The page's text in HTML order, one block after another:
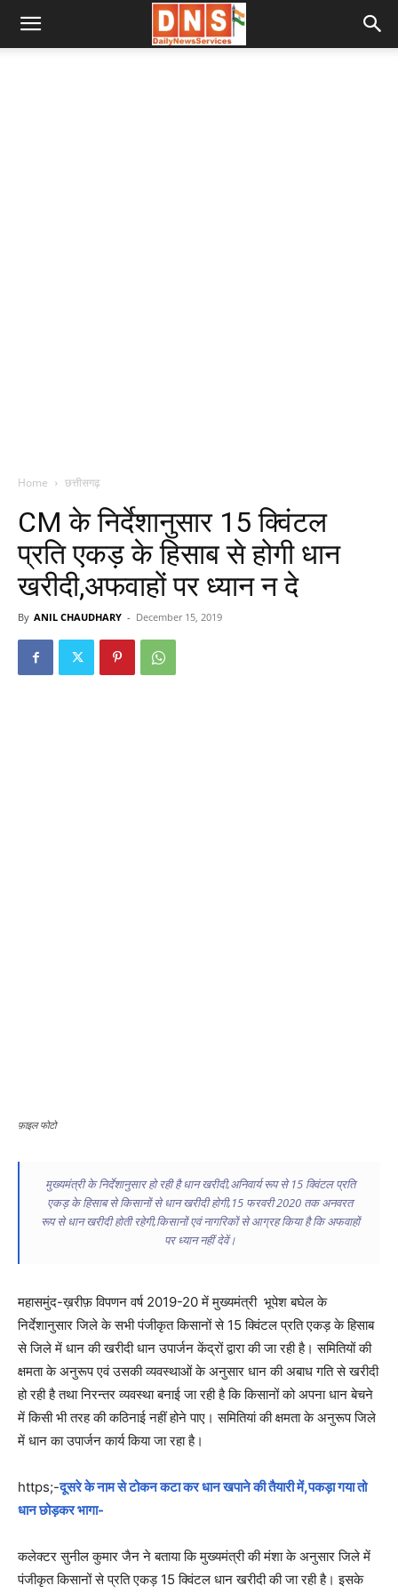
Home छत्तीसगढ़
CM के निर्देशानुसार 15 क्विंटल
प्रति एकड़ के हिसाब से होगी धान
खरीदी,अफवाहों पर ध्यान न दे
By ANIL CHAUDHARY - December 15, 2019
फ़ाइल फोटो
मुख्यमंत्री के निर्देशानुसार हो रही है धान खरीदी,अनिवार्य रूप से 15 क्विंटल प्रति
एकड़ के हिसाब से किसानों से धान खरीदी होगी,15 फरवरी 2020 तक अनवरत
रूप से धान खरीदी होती रहेगी,किसानों एवं नागरिकों से आग्रह किया है कि अफवाहों
पर ध्यान नहीं देवें।
महासमुंद-ख़रीफ़ विपणन वर्ष 2019-20 में मुख्यमंत्री भूपेश बघेल के
निर्देशानुसार जिले के सभी पंजीकृत किसानों से 15 क्विंटल प्रति एकड़ के हिसाब
से जिले में धान की खरीदी धान उपार्जन केंद्रों द्वारा की जा रही है। समितियों की
क्षमता के अनुरूप एवं उसकी व्यवस्थाओं के अनुसार धान की अबाध गति से खरीदी
हो रही है तथा निरन्तर व्यवस्था बनाई जा रही है कि किसानों को अपना धान बेचने
में किसी भी तरह की कठिनाई नहीं होने पाए। समितियां की क्षमता के अनुरूप जिले
में धान का उपार्जन कार्य किया जा रहा है।
https;-दूसरे के नाम से टोकन कटा कर धान खपाने की तैयारी में,पकड़ा गया तो
धान छोड़कर भागा-
कलेक्टर सुनील कुमार जैन ने बताया कि मुख्यमंत्री की मंशा के अनुसार जिले में
पंजीकृत किसानों से प्रति एकड़ 15 क्विंटल धान खरीदी की जा रही है। इसके